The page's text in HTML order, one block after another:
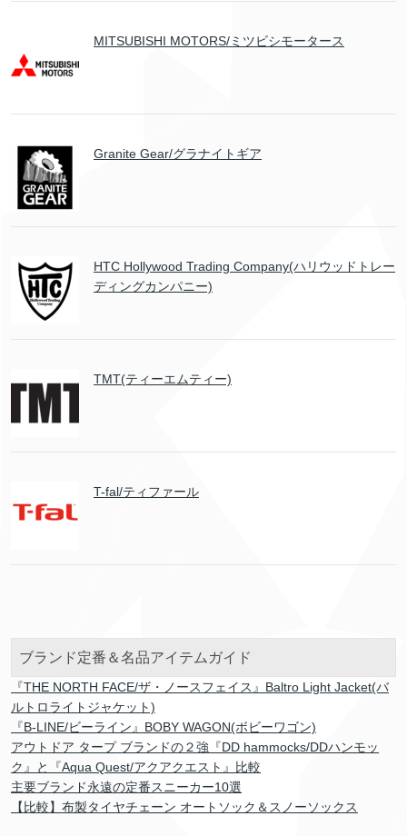
MITSUBISHI MOTORS/ミツビシモータース
Granite Gear/グラナイトギア
HTC Hollywood Trading Company(ハリウッドトレー
ディングカンパニー)
TMT(ティーエムティー)
T-fal/ティファール
ブランド定番＆名品アイテムガイド
『THE NORTH FACE/ザ・ノースフェイス』Baltro Light Jacket(バ
ルトロライトジャケット)
『B-LINE/ビーライン』BOBY WAGON(ボビーワゴン)
アウトドア タープ ブランドの２強『DD hammocks/DDハンモッ
ク』と『Aqua Quest/アクアクエスト』比較
主要ブランド永遠の定番スニーカー10選
【比較】布製タイヤチェーン オートソック＆スノーソックス